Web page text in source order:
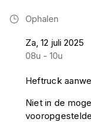
Ophalen
Za, 12 juli 2025
08u - 10u
Heftruck
Niet in de